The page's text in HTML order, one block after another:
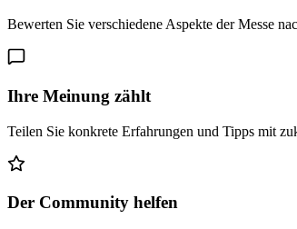
Bewerten Sie verschiedene Aspekte der Messe
Ihre Meinung zählt
Teilen Sie konkrete Erfahrungen und Tipps mit
Der Community helfen